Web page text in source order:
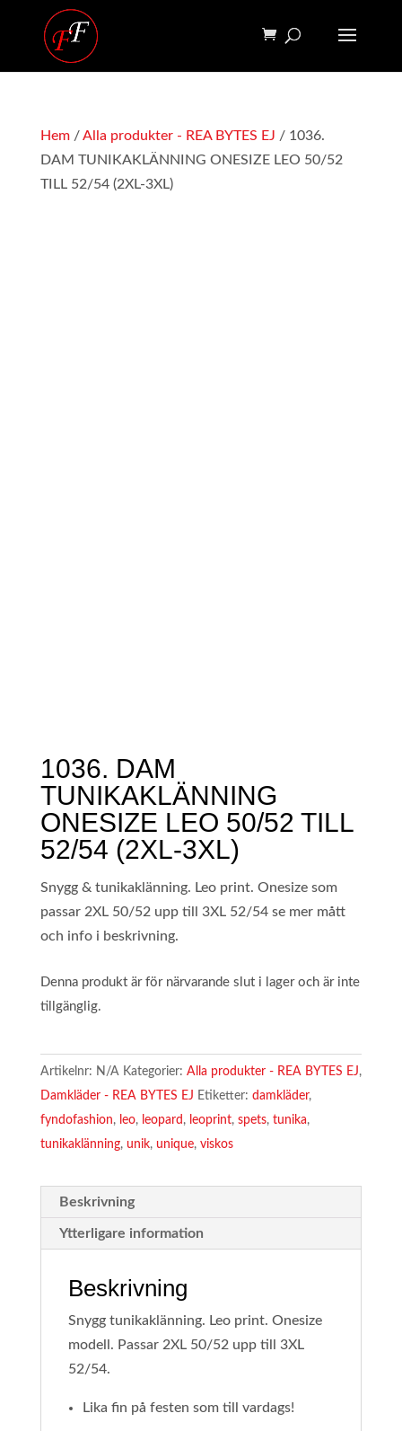
Hem/Alla produkter - REA BYTES EJ / 1036.
DAM TUNIKAKLÄNNING ONESIZE LEO 50/52
TILL 52/54 (2XL-3XL)
1036. DAM
TUNIKAKLÄNNING
ONESIZE LEO 50/52 TILL
52/54 (2XL-3XL)
Snygg & tunikaklänning. Leo print. Onesize som
passar 2XL 50/52 upp till 3XL 52/54 se mer mått
och info i beskrivning.
Denna produkt är för närvarande slut i lager och är inte
tillgänglig.
Artikelnr: N/A Kategorier: Alla produkter - REA BYTES EJ,
Damkläder - REA BYTES EJ Etiketter: damkläder,
fyndofashion, leo, leopard , leoprint, spets, tunika,
tunikaklänning, unik, unique, viskos
Beskrivning
Ytterligare information
Beskrivning
Snygg tunikaklänning. Leo print. Onesize
modell. Passar 2XL 50/52 upp till 3XL
52/54.
Lika fin på festen som till vardags!